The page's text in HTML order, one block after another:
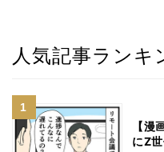
人気記事ランキ
【漫
にZ